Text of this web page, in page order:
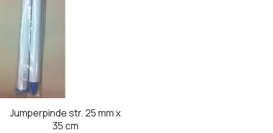
Jumperpinde str. 25 mm x
35 cm